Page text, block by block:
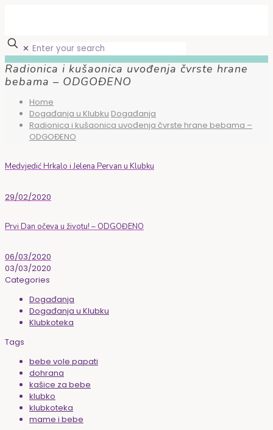
✕
Radionica i kušaonica uvođenja čvrste hrane
bebama – ODGOĐENO
Home
Događanja u Klubku Događanja
Radionica i kušaonica uvođenja čvrste hrane bebama –
ODGOĐENO
Medvjedić Hrkalo i Jelena Pervan u Klubku
29/02/2020
Prvi Dan očeva u životu! – ODGOĐENO
06/03/2020
03/03/2020
Categories
Događanja
Događanja u Klubku
Klubkoteka
Tags
bebe vole papati
dohrana
kašice za bebe
klubko
klubkoteka
mame i bebe